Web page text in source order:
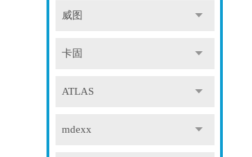
威图
卡固
ATLAS
mdexx